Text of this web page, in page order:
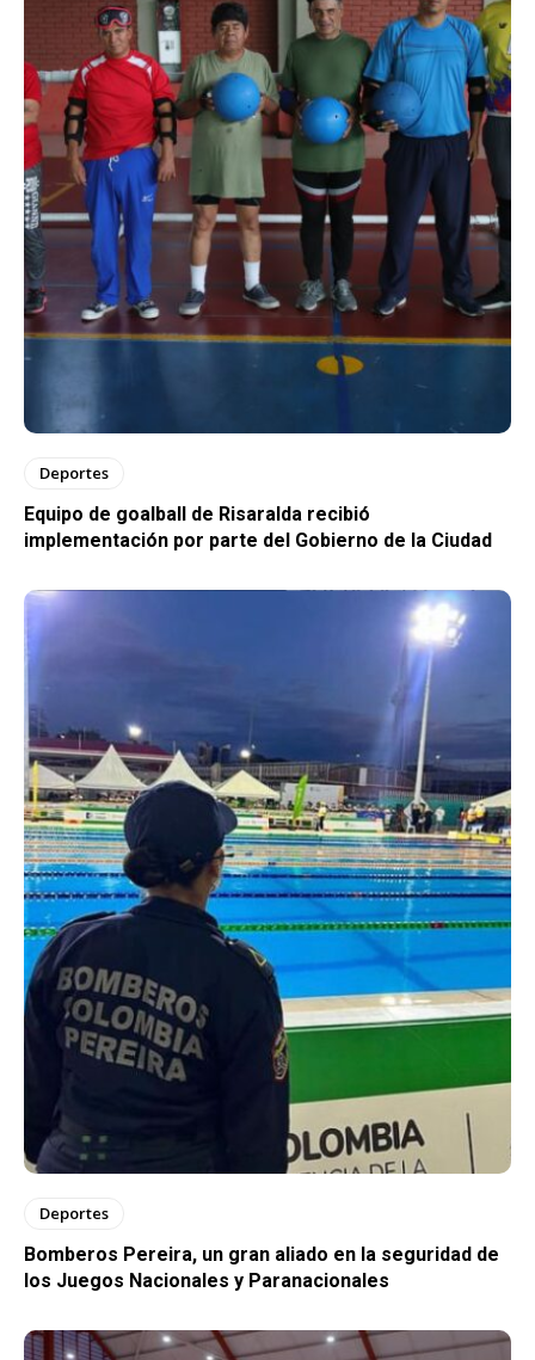
Deportes
Equipo de goalball de Risaralda recibió
implementación por parte del Gobierno de la Ciudad
Deportes
Bomberos Pereira, un gran aliado en la seguridad de
los Juegos Nacionales y Paranacionales